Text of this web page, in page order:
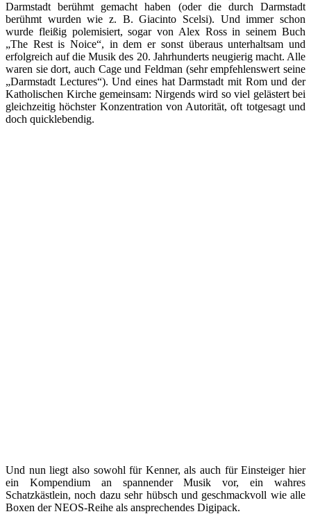
Darmstadt berühmt gemacht haben (oder die durch Darmstadt
berühmt wurden wie z. B. Giacinto Scelsi). Und immer schon
wurde fleißig polemisiert, sogar von Alex Ross in seinem Buch
„The Rest is Noice“, in dem er sonst überaus unterhaltsam und
erfolgreich auf die Musik des 20. Jahrhunderts neugierig macht. Alle
waren sie dort, auch Cage und Feldman (sehr empfehlenswert seine
„Darmstadt Lectures“). Und eines hat Darmstadt mit Rom und der
Katholischen Kirche gemeinsam: Nirgends wird so viel gelästert bei
gleichzeitig höchster Konzentration von Autorität, oft totgesagt und
doch quicklebendig.
Und nun liegt also sowohl für Kenner, als auch für Einsteiger hier
ein Kompendium an spannender Musik vor, ein wahres
Schatzkästlein, noch dazu sehr hübsch und geschmackvoll wie alle
Boxen der NEOS-Reihe als ansprechendes Digipack.